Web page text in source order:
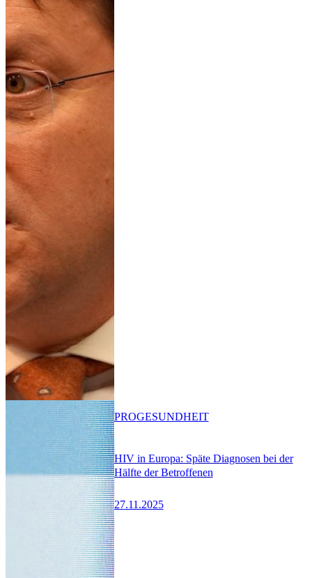
HIV in Europa: Späte Diagnosen bei der
Hälfte der Betroffenen
27.11.2025
PROGESUNDHEIT